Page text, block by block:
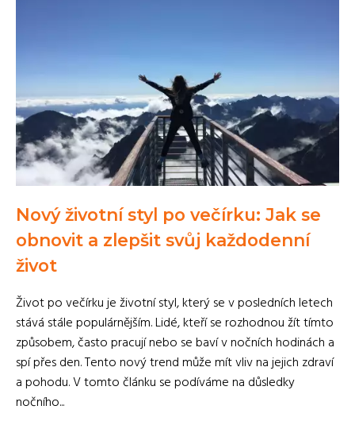
Nový životní styl po večírku: Jak se
obnovit a zlepšit svůj každodenní
život
Život po večírku je životní styl, který se v posledních letech
stává stále populárnějším. Lidé, kteří se rozhodnou žít tímto
způsobem, často pracují nebo se baví v nočních hodinách a
spí přes den. Tento nový trend může mít vliv na jejich zdraví
a pohodu. V tomto článku se podíváme na důsledky
nočního...